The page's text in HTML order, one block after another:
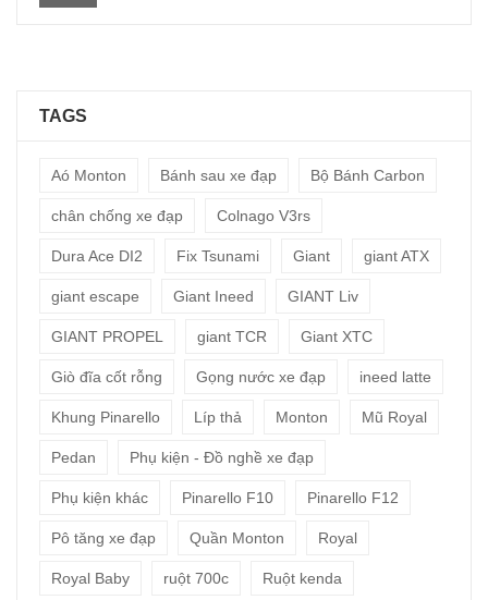
TAGS
Aó Monton Bánh sau xe đạp Bộ Bánh Carbon
chân chống xe đạp Colnago V3rs
Dura Ace DI2 Fix Tsunami Giant giant ATX
giant escape Giant Ineed GIANT Liv
GIANT PROPEL giant TCR Giant XTC
Giò đĩa cốt rỗng Gọng nước xe đạp ineed latte
Khung Pinarello Líp thả Monton Mũ Royal
Pedan Phụ kiện - Đồ nghề xe đạp
Phụ kiện khác Pinarello F10 Pinarello F12
Pô tăng xe đạp Quần Monton Royal
Royal Baby ruột 700c Ruột kenda